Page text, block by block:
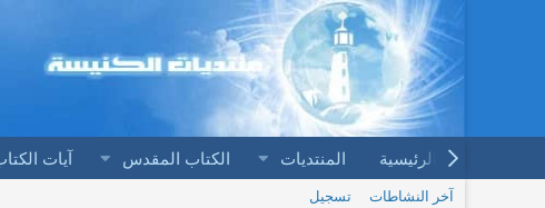
الرئيسية المنتديات الكتاب المقدس آيات
آخر النشاطات
تسجيل